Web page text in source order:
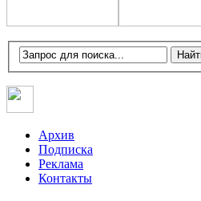
Архив
Подписка
Реклама
Контакты